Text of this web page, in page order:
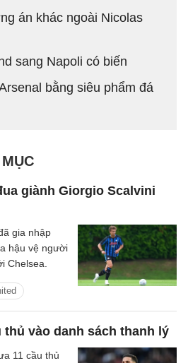
án khác ngoài Nicolas
sang Napoli có biến
bằng siêu phẩm đá
giành Giorgio Scalvini
gia nhập
hậu vệ người
Chelsea.
thủ vào danh sách thanh lý
11 cầu thủ